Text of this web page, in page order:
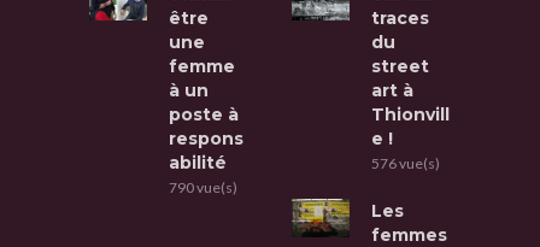
être
une
femme
à un
poste à
respons
abilité
790 vue(s)
traces
du
street
art à
Thionvill
e !
576 vue(s)
Les
femmes